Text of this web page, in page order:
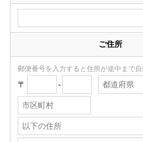
ご住所
郵便番号を入力すると住所が途中まで
〒 -